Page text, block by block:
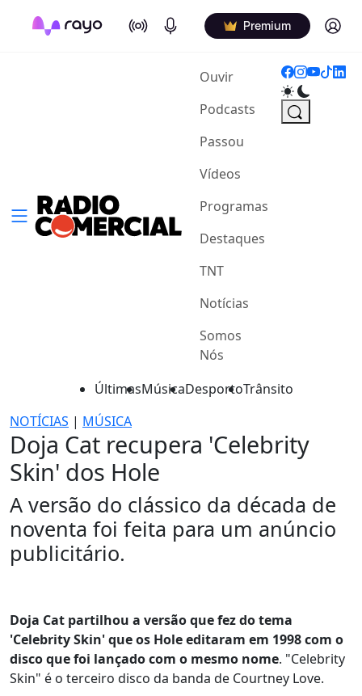
On Air Podcasts Premium Log in
Ouvir(current)
Podcasts
Passou
Vídeos
Programas
Destaques
TNT
Notícias
Somos
Nós
ÚltimasMúsicaDesportoTrânsito
NOTÍCIAS | MÚSICA
Doja Cat recupera 'Celebrity
Skin' dos Hole
A versão do clássico da década de
noventa foi feita para um anúncio
publicitário.
Doja Cat partilhou a versão que fez do tema
'Celebrity Skin' que os Hole editaram em 1998 com o
disco que foi lançado com o mesmo nome. "Celebrity
Skin" é o terceiro disco da banda de Courtney Love.